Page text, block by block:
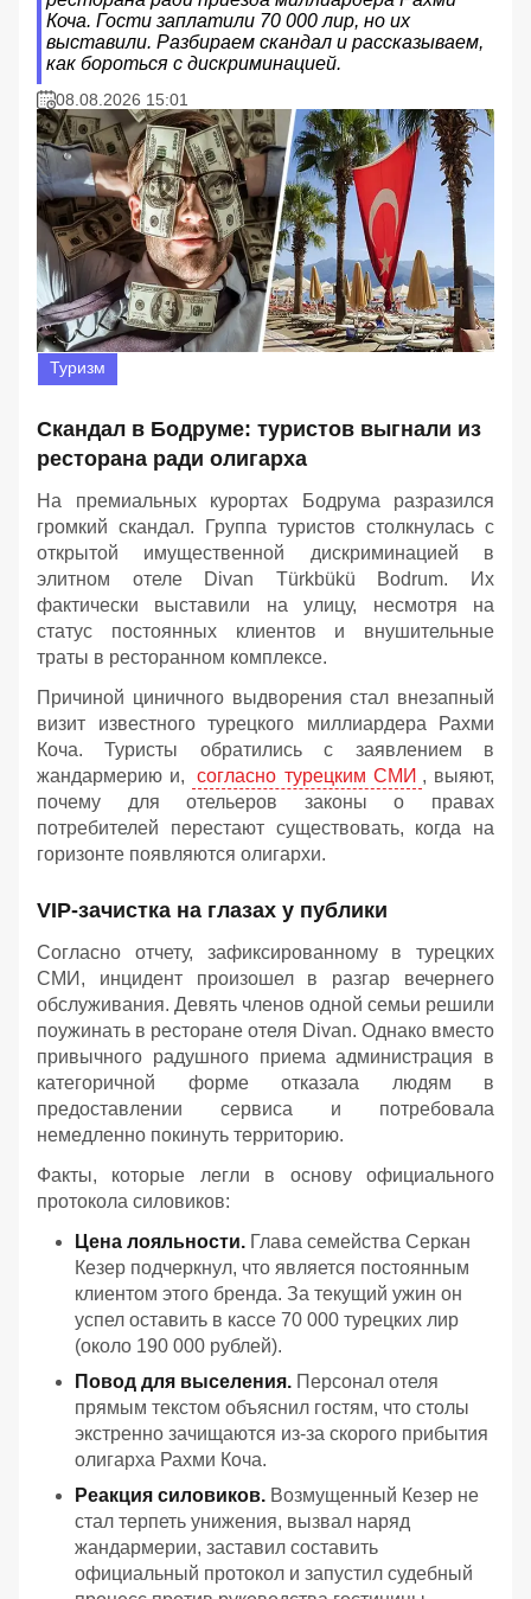
Коча. Гости заплатили 70 000 лир, но их
выставили. Разбираем скандал и рассказываем,
как бороться с дискриминацией.
08.08.2026 15:01
Туризм
Скандал в Бодруме: туристов выгнали из
ресторана ради олигарха
На премиальных курортах Бодрума разразился
громкий скандал. Группа туристов столкнулась с
открытой имущественной дискриминацией в
элитном отеле Divan Türkbükü Bodrum. Их
фактически выставили на улицу, несмотря на
статус постоянных клиентов и внушительные
траты в ресторанном комплексе.
Причиной циничного выдворения стал внезапный
визит известного турецкого миллиардера Рахми
Коча. Туристы обратились с заявлением в
жандармерию и,
согласно турецким СМИ , выяют,
почему для отельеров законы о правах
потребителей перестают существовать, когда на
горизонте появляются олигархи.
VIP-зачистка на глазах у публики
Согласно отчету, зафиксированному в турецких
СМИ, инцидент произошел в разгар вечернего
обслуживания. Девять членов одной семьи решили
поужинать в ресторане отеля Divan. Однако вместо
привычного радушного приема администрация в
категоричной форме отказала людям в
предоставлении сервиса и потребовала
немедленно покинуть территорию.
Факты, которые легли в основу официального
протокола силовиков:
Цена лояльности. Глава семейства Серкан
Кезер подчеркнул, что является постоянным
клиентом этого бренда. За текущий ужин он
успел оставить в кассе 70 000 турецких лир
(около 190 000 рублей).
Повод для выселения. Персонал отеля
прямым текстом объяснил гостям, что столы
экстренно зачищаются из-за скорого прибытия
олигарха Рахми Коча.
Реакция силовиков. Возмущенный Кезер не
стал терпеть унижения, вызвал наряд
жандармерии, заставил составить
официальный протокол и запустил судебный